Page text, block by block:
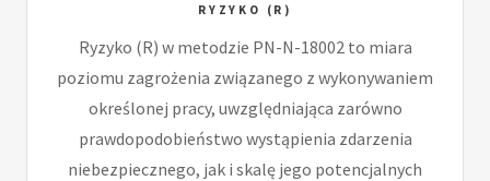
RYZYKO (R)
Ryzyko (R) w metodzie PN-N-18002 to miara
poziomu zagrożenia związanego z wykonywaniem
określonej pracy, uwzględniająca zarówno
prawdopodobieństwo wystąpienia zdarzenia
niebezpiecznego, jak i skalę jego potencjalnych